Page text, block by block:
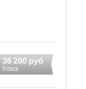
36 200 руб
Купить